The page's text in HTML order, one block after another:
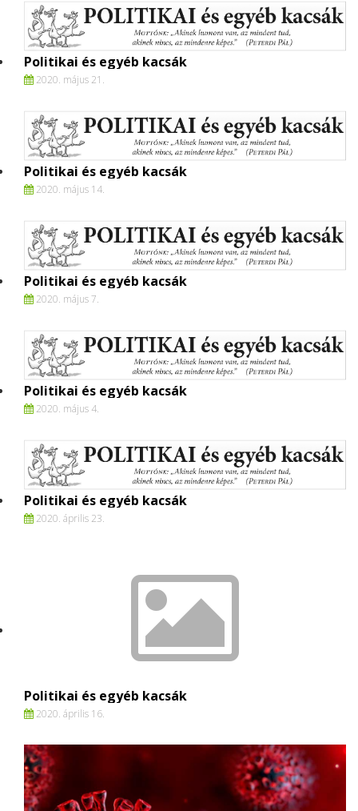
Politikai és egyéb kacsák
2020. május 21.
Politikai és egyéb kacsák
2020. május 14.
Politikai és egyéb kacsák
2020. május 7.
Politikai és egyéb kacsák
2020. május 4.
Politikai és egyéb kacsák
2020. április 23.
Politikai és egyéb kacsák
2020. április 16.